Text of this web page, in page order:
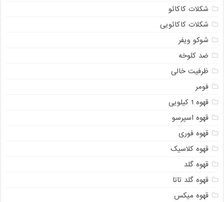
شکلات کاکائو
شکلات کاکائویی
شوکو ویفر
ضد کلوخه
ظرفیت خالی
فومر
قهوه 1 کیلویی
قهوه اسپرسو
قهوه فوری
قهوه کلاسیک
قهوه گلد
قهوه گلد تاتا
قهوه میکس